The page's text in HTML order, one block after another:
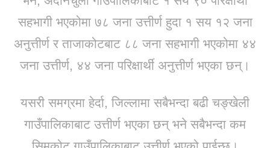
सहभागी भएकोमा ७८ जना उत्तीर्ण हुदा १ सय १२ जना
अनुत्तीर्ण र ताजाकोटबाट ८८ जना सहभागी भएकोमा ४४
जना उत्तीर्ण, ४४ जना परिक्षार्थी अनुत्तीर्ण भएका छन्।
यसरी समग्रमा हेर्दा, जिल्लामा सबैभन्दा बढी चङ्खेली
गाउँपालिकाबाट उत्तीर्ण भएका छन् भने सबैभन्दा कम